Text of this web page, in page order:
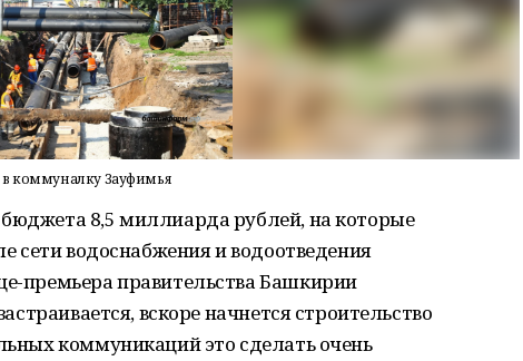
коммуналку Зауфимья
8,5 миллиарда рублей, на которые
сети водоснабжения и водоотведения
премьера правительства Башкирии
вскоре начнется строительство
коммуникаций это сделать очень